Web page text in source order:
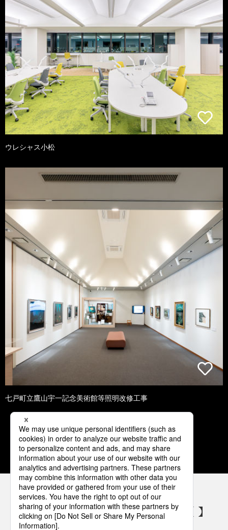
ウレシャス小松
七戸町立鷹山宇一記念美術館等照明改修工事
1 2 3 4 5
パナソニックの電気設備 SNSアカウント